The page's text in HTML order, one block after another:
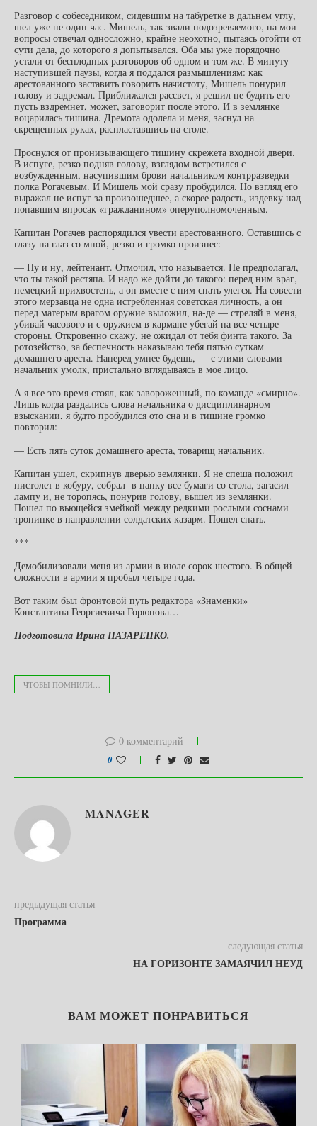
Разговор с собеседником, сидевшим на табуретке в дальнем углу,
шел уже не один час. Мишель, так звали подозреваемого, на мои
вопросы отвечал односложно, крайне неохотно, пытаясь отойти от
сути дела, до которого я допытывался. Оба мы уже порядочно
устали от бесплодных разговоров об одном и том же. В минуту
наступившей паузы, когда я поддался размышлениям: как
арестованного заставить говорить начистоту, Мишель понурил
голову и задремал. Приближался рассвет, я решил не будить его —
пусть вздремнет, может, заговорит после этого. И в землянке
воцарилась тишина. Дремота одолела и меня, заснул на
скрещенных руках, распластавшись на столе.
Проснулся от пронизывающего тишину скрежета входной двери.
В испуге, резко подняв голову, взглядом встретился с
возбужденным, насупившим брови начальником контрразведки
полка Рогачевым. И Мишель мой сразу пробудился. Но взгляд его
выражал не испуг за произошедшее, а скорее радость, издевку над
попавшим впросак «гражданином» оперуполномоченным.
Капитан Рогачев распорядился увести арестованного. Оставшись с
глазу на глаз со мной, резко и громко произнес:
— Ну и ну, лейтенант. Отмочил, что называется. Не предполагал,
что ты такой растяпа. И надо же дойти до такого: перед ним враг,
немецкий прихвостень, а он вместе с ним спать улегся. На совести
этого мерзавца не одна истребленная советская личность, а он
перед матерым врагом оружие выложил, на-де — стреляй в меня,
убивай часового и с оружием в кармане убегай на все четыре
стороны. Откровенно скажу, не ожидал от тебя финта такого. За
ротозейство, за беспечность наказываю тебя пятью суткам
домашнего ареста. Наперед умнее будешь, — с этими словами
начальник умолк, пристально вглядываясь в мое лицо.
А я все это время стоял, как завороженный, по команде «смирно».
Лишь когда раздались слова начальника о дисциплинарном
взыскании, я будто пробудился ото сна и в тишине громко
повторил:
— Есть пять суток домашнего ареста, товарищ начальник.
Капитан ушел, скрипнув дверью землянки. Я не спеша положил
пистолет в кобуру, собрал в папку все бумаги со стола, загасил
лампу и, не торопясь, понурив голову, вышел из землянки.
Пошел по вьющейся змейкой между редкими рослыми соснами
тропинке в направлении солдатских казарм. Пошел спать.
***
Демобилизовали меня из армии в июле сорок шестого. В общей
сложности в армии я пробыл четыре года.
Вот таким был фронтовой путь редактора «Знаменки»
Константина Георгиевича Горюнова…
Подготовила Ирина НАЗАРЕНКО.
ЧТОБЫ ПОМНИЛИ…
0 комментарий
0
MANAGER
предыдущая статья
Программа
следующая статья
НА ГОРИЗОНТЕ ЗАМАЯЧИЛ НЕУД
ВАМ МОЖЕТ ПОНРАВИТЬСЯ